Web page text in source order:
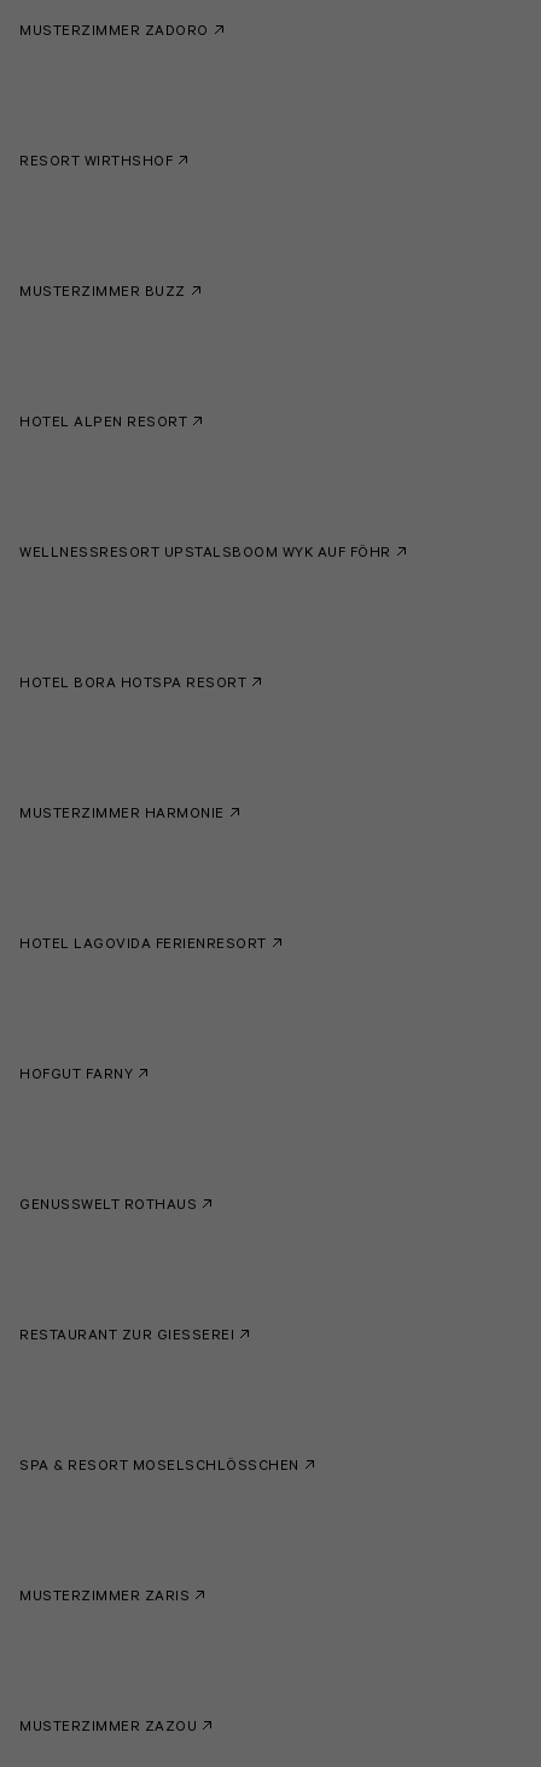
MUSTERZIMMER ZADORO
RESORT WIRTHSHOF
MUSTERZIMMER BUZZ
HOTEL ALPEN RESORT
WELLNESSRESORT UPSTALSBOOM WYK AUF FÖHR
HOTEL BORA HOTSPA RESORT
MUSTERZIMMER HARMONIE
HOTEL LAGOVIDA FERIENRESORT
HOFGUT FARNY
GENUSSWELT ROTHAUS
RESTAURANT ZUR GIESSEREI
SPA & RESORT MOSELSCHLÖSSCHEN
MUSTERZIMMER ZARIS
MUSTERZIMMER ZAZOU